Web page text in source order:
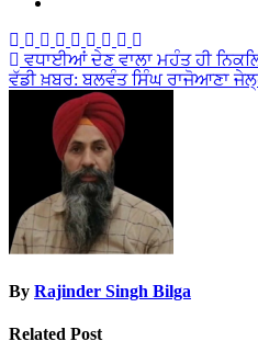
Post
navigation
ਵਧਾਈਆਂ ਦੇਣ ਵਾਲਾ ਮਹੰਤ ਹੀ
ਵੱਡੀ ਖ਼ਬਰ: ਬਲਵੰਤ ਸਿੰਘ ਰਾਜੋਆਣਾ
By Rajinder Singh Bilga
Related Post